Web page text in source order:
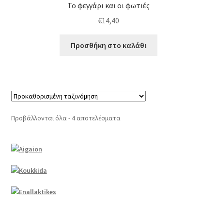
Το φεγγάρι και οι φωτιές
€14,40
Προσθήκη στο καλάθι
Προβάλλονται όλα - 4 αποτελέσματα